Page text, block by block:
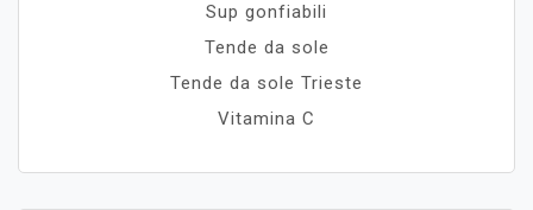
Sup gonfiabili
Tende da sole
Tende da sole Trieste
Vitamina C